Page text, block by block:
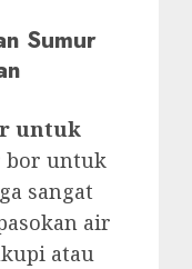
Sumur
untuk
bor untuk
sangat
air
atau